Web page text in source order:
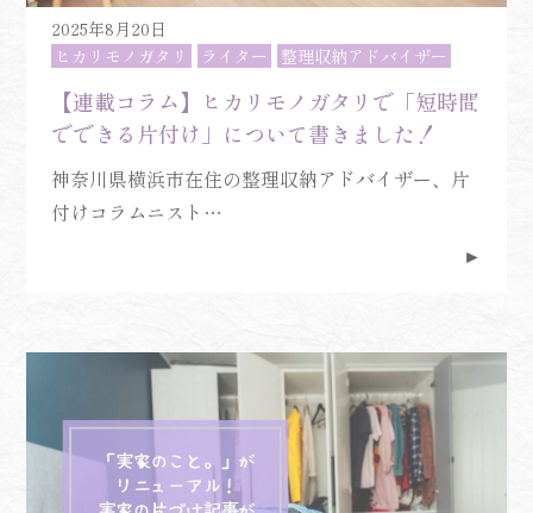
2025年8月20日
ヒカリモノガタリ
ライター 整理収納アドバイザー
【連載コラム】ヒカリモノガタリで「短時間
でできる片付け」について書きました！
神奈川県横浜市在住の整理収納アドバイザー、片
付けコラムニスト…
►